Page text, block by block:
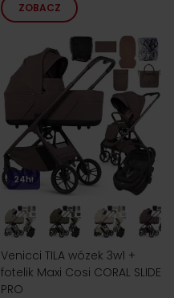
ZOBACZ
24h!
Venicci TILA wózek 3w1 +
fotelik Maxi Cosi CORAL SLIDE
PRO